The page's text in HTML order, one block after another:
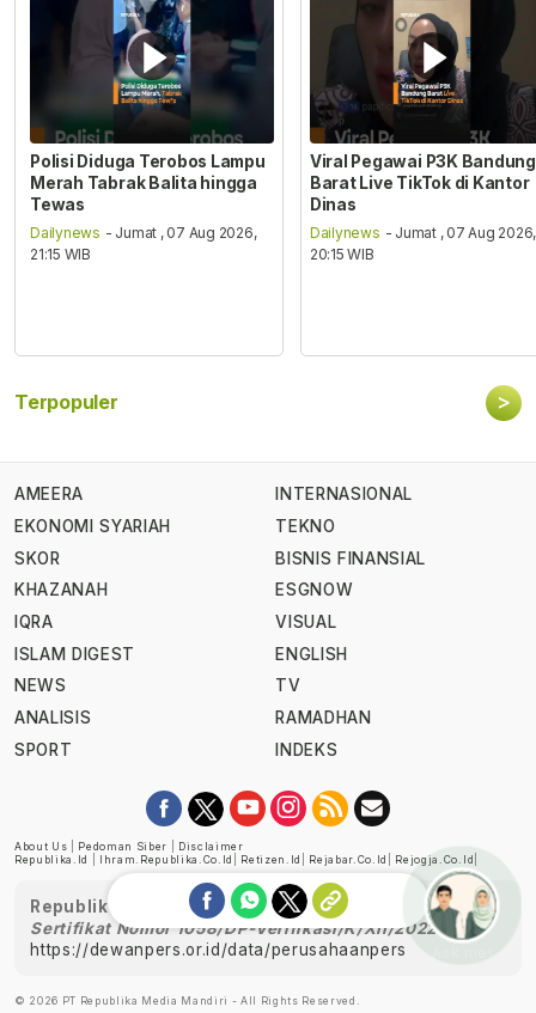
Polisi Diduga Terobos Lampu
Merah Tabrak Balita hingga
Tewas
Dailynews - Jumat , 07 Aug 2026,
21:15 WIB
Viral Pegawai P3K Bandung
Barat Live TikTok di Kantor
Dinas
Dailynews - Jumat , 07 Aug 2026,
20:15 WIB
Terpopuler >
AMEERA
EKONOMI SYARIAH
SKOR
KHAZANAH
IQRA
ISLAM DIGEST
NEWS
ANALISIS
SPORT
INTERNASIONAL
TEKNO
BISNIS FINANSIAL
ESGNOW
VISUAL
ENGLISH
TV
RAMADHAN
INDEKS
About Us Pedoman Siber
Disclaimer
Republika.id
Ihram.republika.co.id Retizen.id Rejabar.co.id Rejogja.co.id
Republika telah diverifikasi oleh Dewan Pers
Sertifikat Nomor 1058/DP-Verifikasi/K/XII/2022
https://dewanpers.or.id/data/perusahaanpers
© 2026 PT Republika Media Mandiri - All Rights Reserved.